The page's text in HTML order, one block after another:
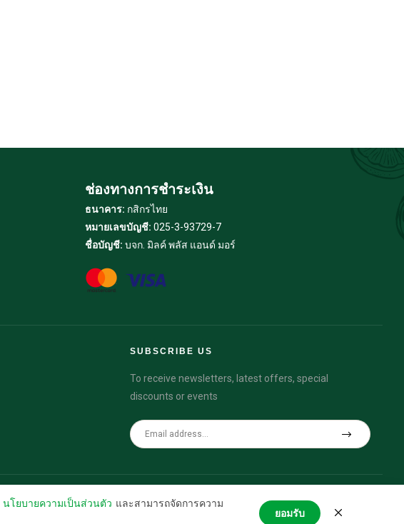
ช่องทางการชำระเงิน
ธนาคาร: กสิกรไทย
หมายเลขบัญชี: 025-3-93729-7
ชื่อบัญชี: บจก. มิลค์ พลัส แอนด์ มอร์
SUBSCRIBE US
To receive newsletters, latest offers, special
discounts or events
นโยบายความเป็นส่วนตัว และสามารถจัดการความ
ยอมรับ